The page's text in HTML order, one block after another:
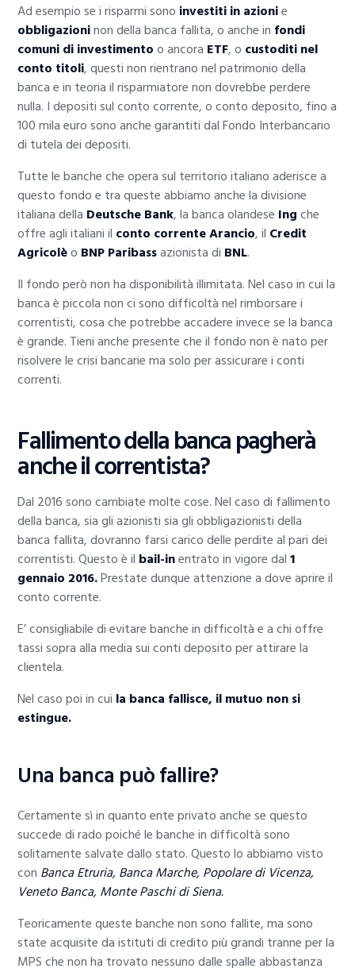
Ad esempio se i risparmi sono investiti in azionie
obbligazioninon della banca fallita, o anche in fondi
comuni di investimentoo ancora ETF, o custoditi nel
conto titoli, questi non rientrano nel patrimonio della
banca e in teoria il risparmiatore non dovrebbe perdere
nulla. I depositi sul conto corrente, o conto deposito, fino a
100 mila euro sono anche garantiti dal Fondo Interbancario
di tutela dei depositi.
Tutte le banche che opera sul territorio italiano aderisce a
questo fondo e tra queste abbiamo anche la divisione
italiana della Deutsche Bank, la banca olandese Ingche
offre agli italiani il conto corrente Arancio, il Credit
Agricolèo BNP Paribassazionista di BNL.
Il fondo però non ha disponibilità illimitata. Nel caso in cui la
banca è piccola non ci sono difficoltà nel rimborsare i
correntisti, cosa che potrebbe accadere invece se la banca
è grande. Tieni anche presente che il fondo non è nato per
risolvere le crisi bancarie ma solo per assicurare i conti
correnti.
Fallimento della banca pagherà
anche il correntista?
Dal 2016 sono cambiate molte cose. Nel caso di fallimento
della banca, sia gli azionisti sia gli obbligazionisti della
banca fallita, dovranno farsi carico delle perdite al pari dei
correntisti. Questo è il bail-inentrato in vigore dal1
gennaio 2016.Prestate dunque attenzione a dove aprire il
conto corrente.
E’ consigliabile di evitare banche in difficoltà e a chi offre
tassi sopra alla media sui conti deposito per attirare la
clientela.
Nel caso poi in cui la banca fallisce, il mutuo non si
estingue.
Una banca può fallire?
Certamente sì in quanto ente privato anche se questo
succede di rado poiché le banche in difficoltà sono
solitamente salvate dallo stato. Questo lo abbiamo visto
con Banca Etruria, Banca Marche, Popolare di Vicenza,
Veneto Banca, Monte Paschi di Siena.
Teoricamente queste banche non sono fallite, ma sono
state acquisite da istituti di credito più grandi tranne per la
MPS che non ha trovato nessuno dalle spalle abbastanza